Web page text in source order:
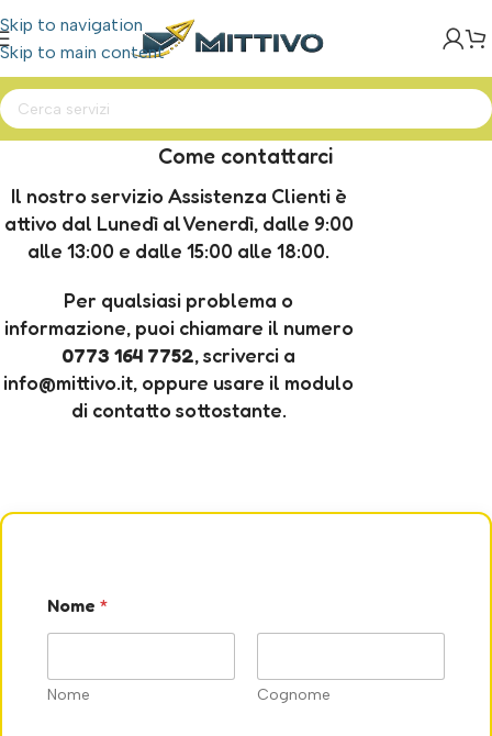
Skip to navigation
Skip to main content
Come contattarci
Il nostro servizio Assistenza Clienti è
attivo dal Lunedì al Venerdì, dalle 9:00
alle 13:00 e dalle 15:00 alle 18:00.
Per qualsiasi problema o
informazione, puoi chiamare il numero
0773 164 7752, scriverci a
info@mittivo.it, oppure usare il modulo
di contatto sottostante.
Nome *
Nome Cognome